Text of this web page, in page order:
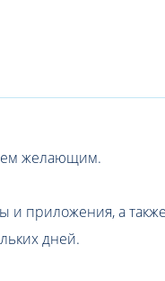
желающим.
и приложения, а
дней.